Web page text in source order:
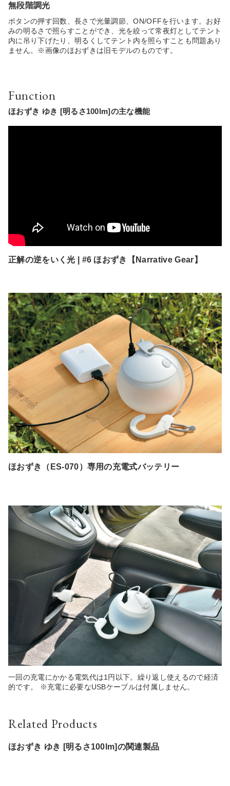
無段階調光
ボタンの押す回数、長さで光量調節、ON/OFFを行います。お好
みの明るさで照らすことができ、光を絞って常夜灯としてテント
内に吊り下げたり、明るくしてテント内を照らすことも問題あり
ません。※画像のほおずきは旧モデルのものです。
Function
ほおずき ゆき [明るさ100lm]の主な機能
正解の逆をいく光 | #6 ほおずき【Narrative Gear】
ほおずき（ES-070）専用の充電式バッテリー
一回の充電にかかる電気代は1円以下。繰り返し使えるので経済
的です。 ※充電に必要なUSBケーブルは付属しません。
Related Products
ほおずき ゆき [明るさ100lm]の関連製品